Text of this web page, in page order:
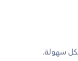
سهولة.